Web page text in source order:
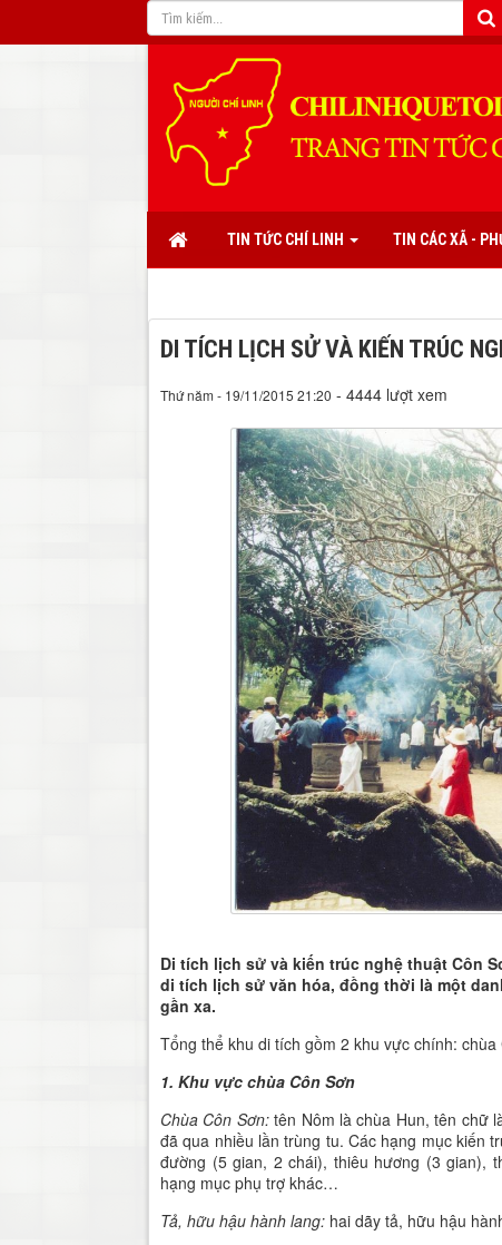
TIN TỨC CHÍ LINH TIN CÁC XÃ -
DI TÍCH LỊCH SỬ VÀ KIẾN TRÚC
Thứ năm - 19/11/2015 21:20 - 4444 lượt xem
Di tích lịch sử và kiến trúc nghệ thuật Côn
di tích lịch sử văn hóa, đồng thời là một
gần xa.
Tổng thể khu di tích gồm 2 khu vực chính: chùa
1. Khu vực chùa Côn Sơn
Chùa Côn Sơn:tên Nôm là chùa Hun, tên chữ
đã qua nhiều lần trùng tu. Các hạng mục kiến
đường (5 gian, 2 chái), thiêu hương (3 gian),
hạng mục phụ trợ khác…
Tả, hữu hậu hành lang: hai dãy tả, hữu hậu